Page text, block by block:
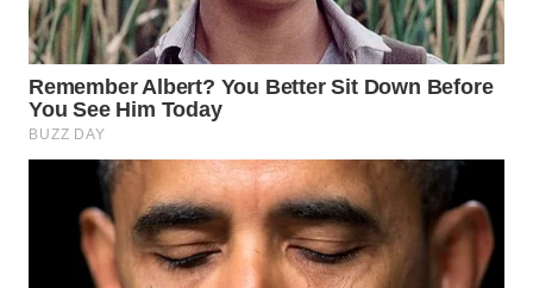
MADURA
SURABAYA
WN
NATUNA
WN
BINTAN